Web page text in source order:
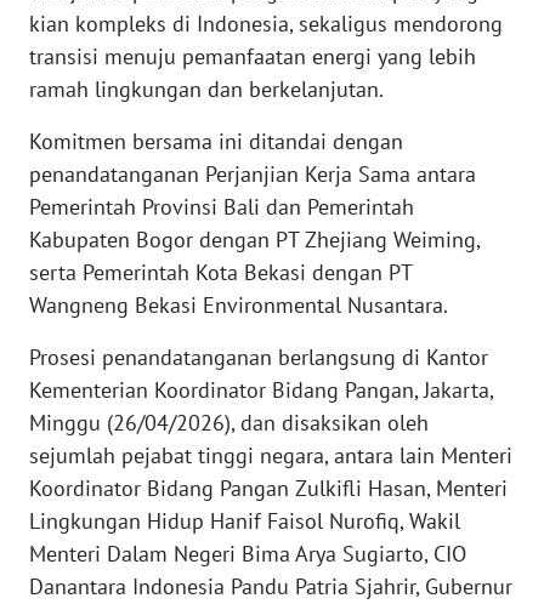
kian kompleks di Indonesia, sekaligus mendorong
transisi menuju pemanfaatan energi yang lebih
ramah lingkungan dan berkelanjutan.
Komitmen bersama ini ditandai dengan
penandatanganan Perjanjian Kerja Sama antara
Pemerintah Provinsi Bali dan Pemerintah
Kabupaten Bogor dengan PT Zhejiang Weiming,
serta Pemerintah Kota Bekasi dengan PT
Wangneng Bekasi Environmental Nusantara.
Prosesi penandatanganan berlangsung di Kantor
Kementerian Koordinator Bidang Pangan, Jakarta,
Minggu (26/04/2026), dan disaksikan oleh
sejumlah pejabat tinggi negara, antara lain Menteri
Koordinator Bidang Pangan Zulkifli Hasan, Menteri
Lingkungan Hidup Hanif Faisol Nurofiq, Wakil
Menteri Dalam Negeri Bima Arya Sugiarto, CIO
Danantara Indonesia Pandu Patria Sjahrir, Gubernur
DISCLAIMER
News
Regional
WN
SUMUT
WN
JAKARTA
JABAR
WN
BANTEN
WN